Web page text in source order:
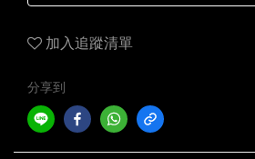
加入追蹤清單
分享到